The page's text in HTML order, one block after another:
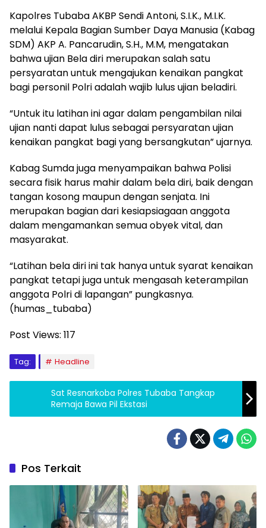
Kapolres Tubaba AKBP Sendi Antoni, S.I.K., M.I.K.
melalui Kepala Bagian Sumber Daya Manusia (Kabag
SDM) AKP A. Pancarudin, S.H., M.M, mengatakan
bahwa ujian Bela diri merupakan salah satu
persyaratan untuk mengajukan kenaikan pangkat
bagi personil Polri adalah wajib lulus ujian beladiri.
“Untuk itu latihan ini agar dalam pengambilan nilai
ujian nanti dapat lulus sebagai persyaratan ujian
kenaikan pangkat bagi yang bersangkutan” ujarnya.
Kabag Sumda juga menyampaikan bahwa Polisi
secara fisik harus mahir dalam bela diri, baik dengan
tangan kosong maupun dengan senjata. Ini
merupakan bagian dari kesiapsiagaan anggota
dalam mengamankan semua obyek vital, dan
masyarakat.
“Latihan bela diri ini tak hanya untuk syarat kenaikan
pangkat tetapi juga untuk mengasah keterampilan
anggota Polri di lapangan” pungkasnya.
(humas_tubaba)
Post Views: 117
Tag: Headline
Sat Resnarkoba Polres Tubaba Tangkap
Remaja Bawa Pil Ekstasi
Pos Terkait